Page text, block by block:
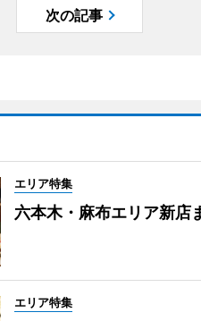
次の記事
エリア特集
六本木・麻布エリア新店
エリア特集